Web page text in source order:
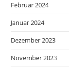
Februar 2024
Januar 2024
Dezember 2023
November 2023